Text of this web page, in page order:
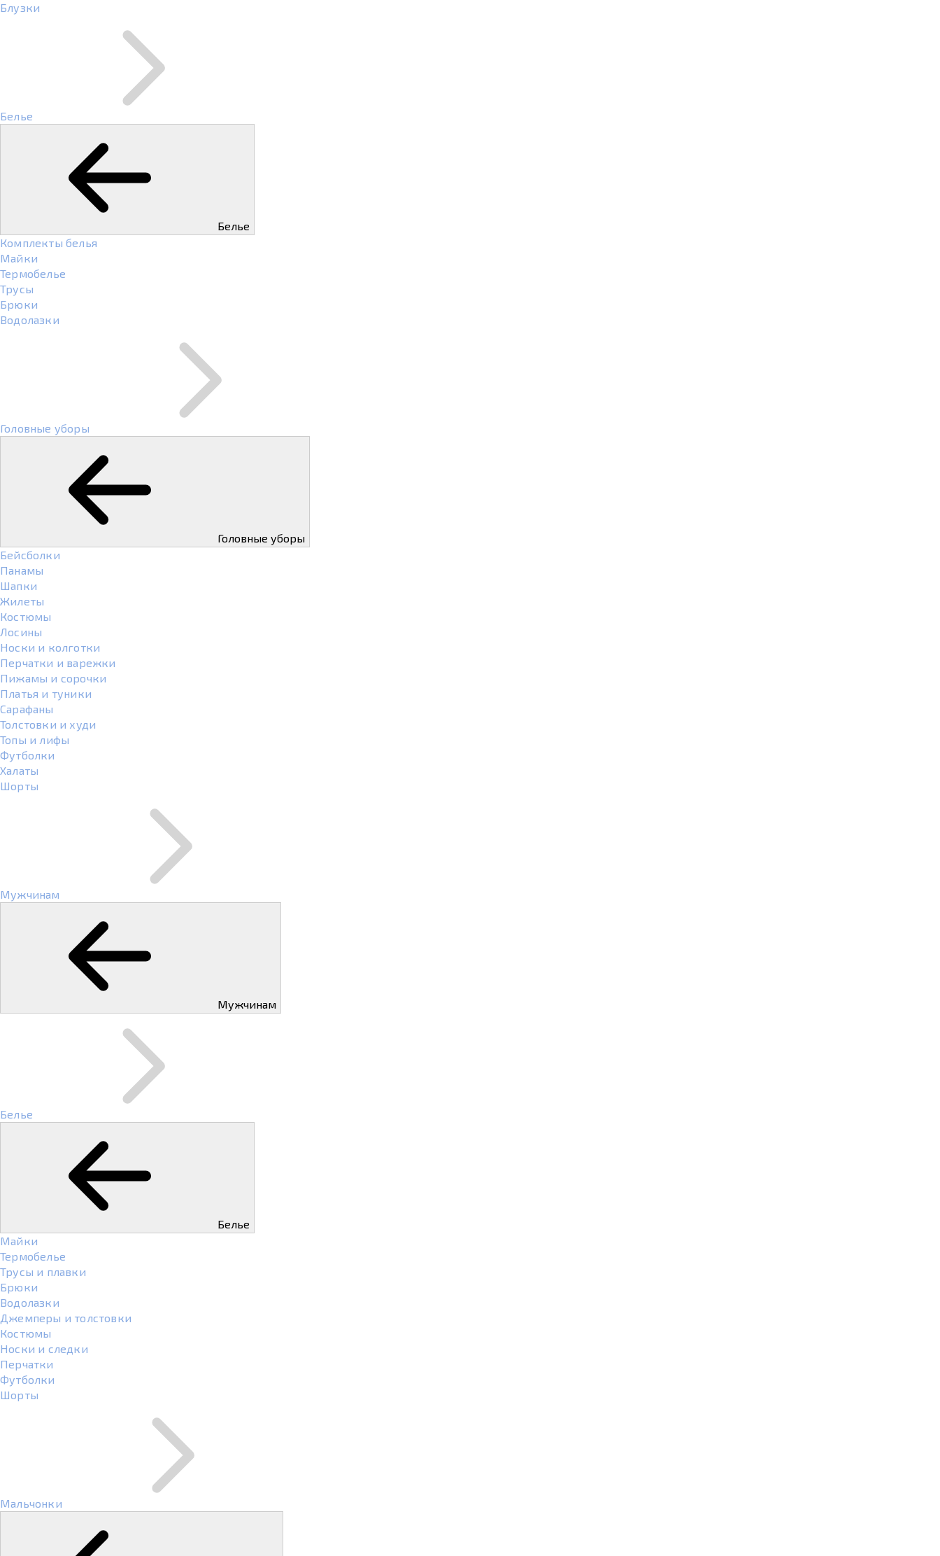
Блузки
Белье
Белье
Комплекты белья
Майки
Термобелье
Трусы
Брюки
Водолазки
Головные уборы
Головные уборы
Бейсболки
Панамы
Шапки
Жилеты
Костюмы
Лосины
Носки и колготки
Перчатки и варежки
Пижамы и сорочки
Платья и туники
Сарафаны
Толстовки и худи
Топы и лифы
Футболки
Халаты
Шорты
Мужчинам
Мужчинам
Белье
Белье
Майки
Термобелье
Трусы и плавки
Брюки
Водолазки
Джемперы и толстовки
Костюмы
Носки и следки
Перчатки
Футболки
Шорты
Мальчонки